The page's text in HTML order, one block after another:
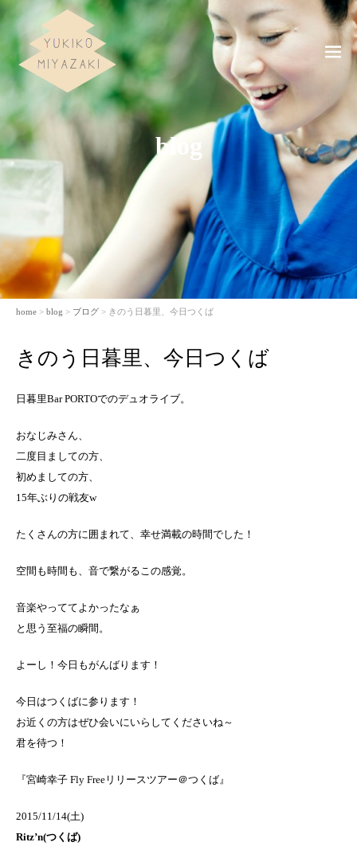
blog
home > blog > ブログ > きのう日暮里、今日つくば
きのう日暮里、今日つくば
日暮里Bar PORTOでのデュオライブ。
おなじみさん、
二度目ましての方、
初めましての方、
15年ぶりの戦友w
たくさんの方に囲まれて、幸せ満載の時間でした！
空間も時間も、音で繋がるこの感覚。
音楽やっててよかったなぁ
と思う至福の瞬間。
よーし！今日もがんばります！
今日はつくばに参ります！
お近くの方はぜひ会いにいらしてくださいね～
君を待つ！
『宮崎幸子 Fly Freeリリースツアー＠つくば』
2015/11/14(土)
Ritz’n(つくば)